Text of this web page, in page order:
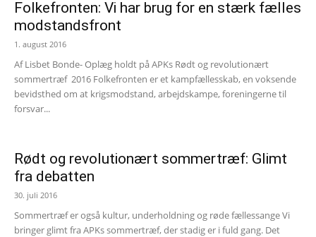
Folkefronten: Vi har brug for en stærk fælles
modstandsfront
1. august 2016
Af Lisbet Bonde- Oplæg holdt på APKs Rødt og revolutionært
sommertræf 2016 Folkefronten er et kampfællesskab, en voksende
bevidsthed om at krigsmodstand, arbejdskampe, foreningerne til
forsvar...
Rødt og revolutionært sommertræf: Glimt
fra debatten
30. juli 2016
Sommertræf er også kultur, underholdning og røde fællessange Vi
bringer glimt fra APKs sommertræf, der stadig er i fuld gang. Det